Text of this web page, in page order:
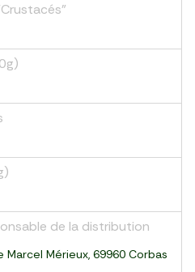
de la distribution
Marcel Mérieux, 69960 Corbas